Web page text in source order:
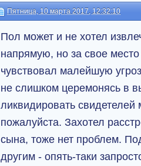
Пятница, 10 марта 2017, 12:32:10
Пол может и не хотел
напрямую, но за свое
чувствовал малейшую
не слишком церемонясь в
ликвидировать
пожалуйста. Захотел
сына, тоже нет проблем.
другим - опять-таки